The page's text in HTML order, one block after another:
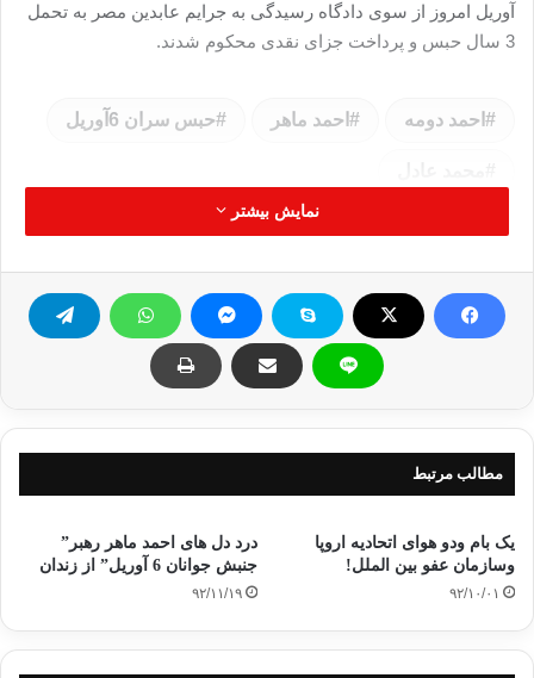
آوریل امروز از سوی دادگاه رسیدگی به جرایم عابدین مصر به تحمل
3 سال حبس و پرداخت جزای نقدی محکوم شدند.
احمد دومه احمد ماهر حبس سران 6آوریل
نمایش بیشتر
مطالب مرتبط
یک بام ودو هوای اتحادیه اروپا
وسازمان عفو بین الملل!
۹۲/۱۰/۰۱
درد دل های احمد ماهر رهبر”
جنبش جوانان 6 آوریل” از زندان
۹۲/۱۱/۱۹